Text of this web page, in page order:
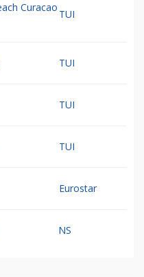
Curacao
TUI
TUI
TUI
TUI
Eurostar
NS